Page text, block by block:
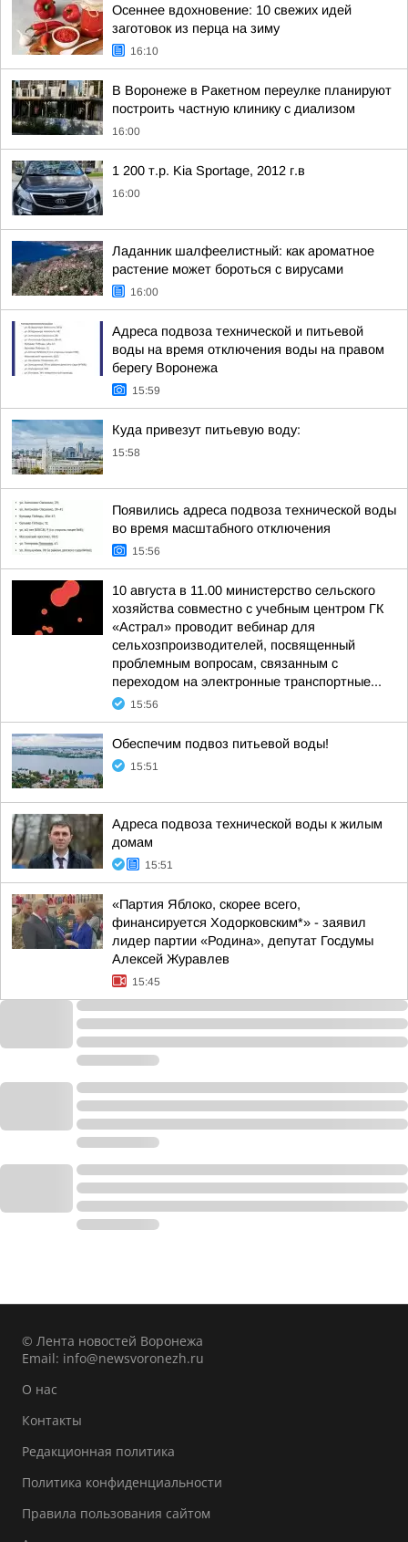
Осеннее вдохновение: 10 свежих идей
заготовок из перца на зиму
16:10
В Воронеже в Ракетном переулке планируют
построить частную клинику с диализом
16:00
1 200 т.р. Kia Sportage, 2012 г.в
16:00
Ладанник шалфеелистный: как ароматное
растение может бороться с вирусами
16:00
Адреса подвоза технической и питьевой
воды на время отключения воды на правом
берегу Воронежа
15:59
Куда привезут питьевую воду:
15:58
Появились адреса подвоза технической воды
во время масштабного отключения
15:56
10 августа в 11.00 министерство сельского
хозяйства совместно с учебным центром ГК
«Астрал» проводит вебинар для
сельхозпроизводителей, посвященный
проблемным вопросам, связанным с
переходом на электронные транспортные...
15:56
Обеспечим подвоз питьевой воды!
15:51
Адреса подвоза технической воды к жилым
домам
15:51
«Партия Яблоко, скорее всего,
финансируется Ходорковским*» - заявил
лидер партии «Родина», депутат Госдумы
Алексей Журавлев
15:45
© Лента новостей Воронежа
Email: info@newsvoronezh.ru
О нас
Контакты
Редакционная политика
Политика конфиденциальности
Правила пользования сайтом